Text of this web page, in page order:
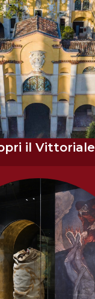
il Vittoriale